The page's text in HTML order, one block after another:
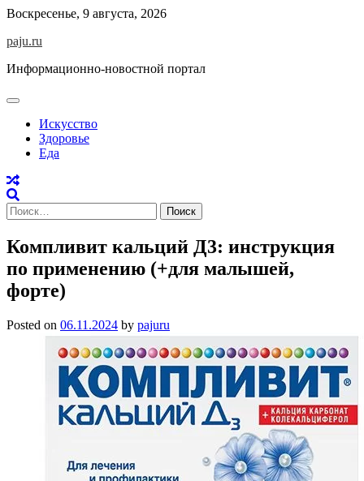
Skip
content
Воскресенье, 9 августа, 2026
paju.ru
Информационно-новостной портал
Искусство
Здоровье
Еда
Найти:
Компливит кальций Д3: инструкция
по применению (+для малышей,
форте)
Posted on 06.11.2024 by pajuru